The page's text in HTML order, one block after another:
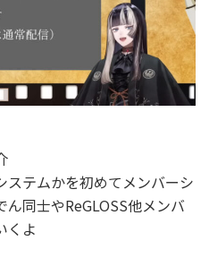
ステムかを初めてメンバーシ
同士やReGLOSS他メンバ
くよ